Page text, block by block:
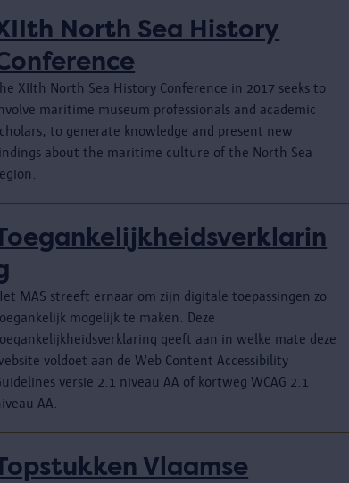
North Sea History
XIIth North Sea History Conference in 2017 seeks to
maritime museum professionals and academic
to generate knowledge and present new
about the maritime culture of the North Sea
MAS streeft ernaar om zijn digitale toepassingen zo
mogelijk te maken. Deze
geeft aan in welke mate deze
voldoet aan de Web Content Accessibility
versie 2.1 niveau AA of kortweg WCAG 2.1
AA.
Vlaamse